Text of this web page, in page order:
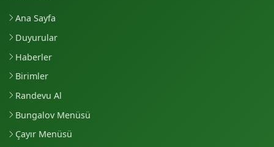
Ana Sayfa
Duyurular
Haberler
Birimler
Randevu Al
Bungalov Menüsü
Çayır Menüsü